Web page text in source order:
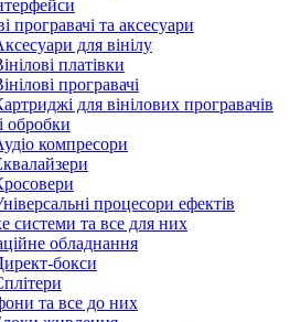
програвачі та аксесуари
для вінілу
платівки
програвачі
для вінілових програвачів
обробки
компресори
процесори ефектів
системи та все для них
обладнання
бокси
та все до них